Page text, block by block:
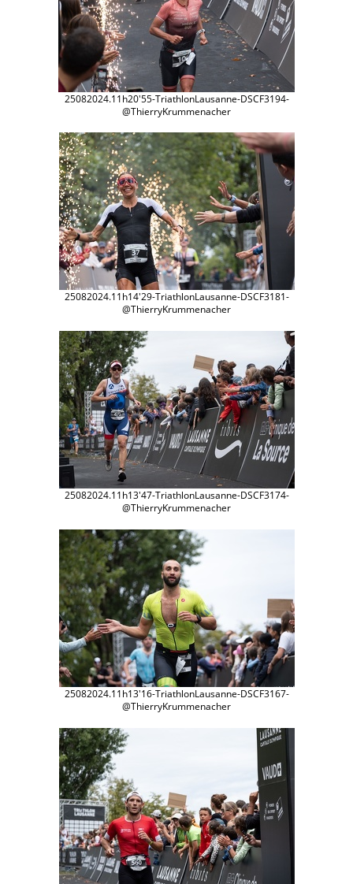
25082024.11h20'55-TriathlonLausanne-DSCF3194-
@ThierryKrummenacher
25082024.11h14'29-TriathlonLausanne-DSCF3181-
@ThierryKrummenacher
25082024.11h13'47-TriathlonLausanne-DSCF3174-
@ThierryKrummenacher
25082024.11h13'16-TriathlonLausanne-DSCF3167-
@ThierryKrummenacher